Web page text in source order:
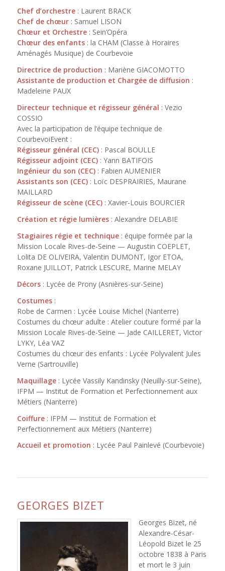
Chef d’orchestre: Laurent BRACK
Chef de chœur: Samuel LISON
Chœur et Orchestre: Sein’Opéra
Chœur des enfants: la CHAM (Classe à Horaires
Aménagés Musique) de Courbevoie
Directrice de production : Mariène GIACOMOTTO
Assistante de production et Chargée de diffusion :
Madeleine PAUX
Directeur technique et régisseur général : Vezio
COSSIO
Avec la participation de l’équipe technique de
CourbevoiEvent :
Régisseur général (CEC): Pascal BOULLE
Régisseur adjoint (CEC): Yann BATIFOIS
Ingénieur du son (CEC): Fabien AUMENIER
Assistants son (CEC): Loïc DESPRAIRIES, Maurane
MAILLARD
Régisseur de scène (CEC): Xavier-Louis BOURCIER
Création et régie lumières: Alexandre DELABIE
Stagiaires régie et technique: équipe formée par la
Mission Locale Rives-de-Seine — Augustin COEPLET,
Lolita DE OLIVEIRA, Valentin DUMONT, Igor ETOA,
Roxane JUILLOT, Patrick LESCURE, Marine MELAY
Décors: Lycée de Prony (Asnières-sur-Seine)
Costumes:
Robe de Carmen : Lycée Louise Michel (Nanterre)
Costumes du chœur adulte : Atelier couture formé par la
Mission Locale Rives-de-Seine — Jade CAILLERET, Victor
LYKY, Léa VAZ
Costumes du chœur des enfants : Lycée Polyvalent Jules
Verne (Sartrouville)
Maquillage: Lycée Vassily Kandinsky (Neuilly-sur-Seine),
IFPM — Institut de Formation et Perfectionnement aux
Métiers (Nanterre)
Coiffure: IFPM — Institut de Formation et
Perfectionnement aux Métiers (Nanterre)
Accueil et promotion : Lycée Paul Painlevé (Courbevoie)
GEORGES BIZET
Georges Bizet, né
Alexandre-César-
Léopold Bizet le 25
octobre 1838 à Paris
et mort le 3 juin